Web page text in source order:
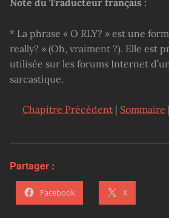
* La phrase « O RLY? » est une
really? » (Oh, vraiment ?). Elle est
utilisée sur les forums Internet
sarcastique.
Chapitre Précédent | Sommaire |
Partager :
Facebook X